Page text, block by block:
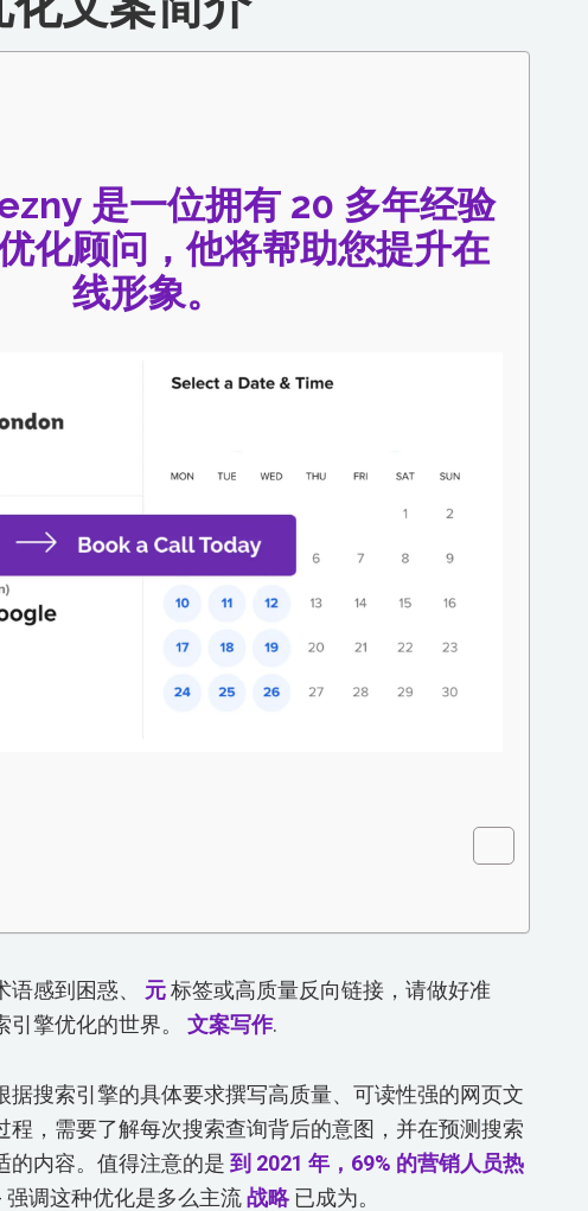
是一位拥有 20 多年经验
化顾问，他将帮助您提升在
线形象。
感到困惑、 元标签或高质量反向链接，请做好准
擎优化的世界。 文案写作.
据搜索引擎的具体要求撰写高质量、可读性强的网页文
程，需要了解每次搜索查询背后的意图，并在预测搜索
的内容。值得注意的是 到 2021 年，69% 的营销人员热
调这种优化是多么主流战略 已成为。